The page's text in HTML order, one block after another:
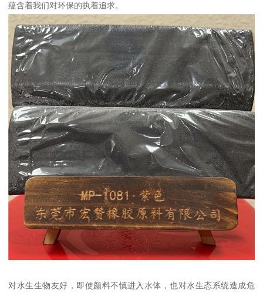
蕴含着我们对环保的执着追求。
对水生生物友好，即使颜料不慎进入水体，也对水生态系统造成危